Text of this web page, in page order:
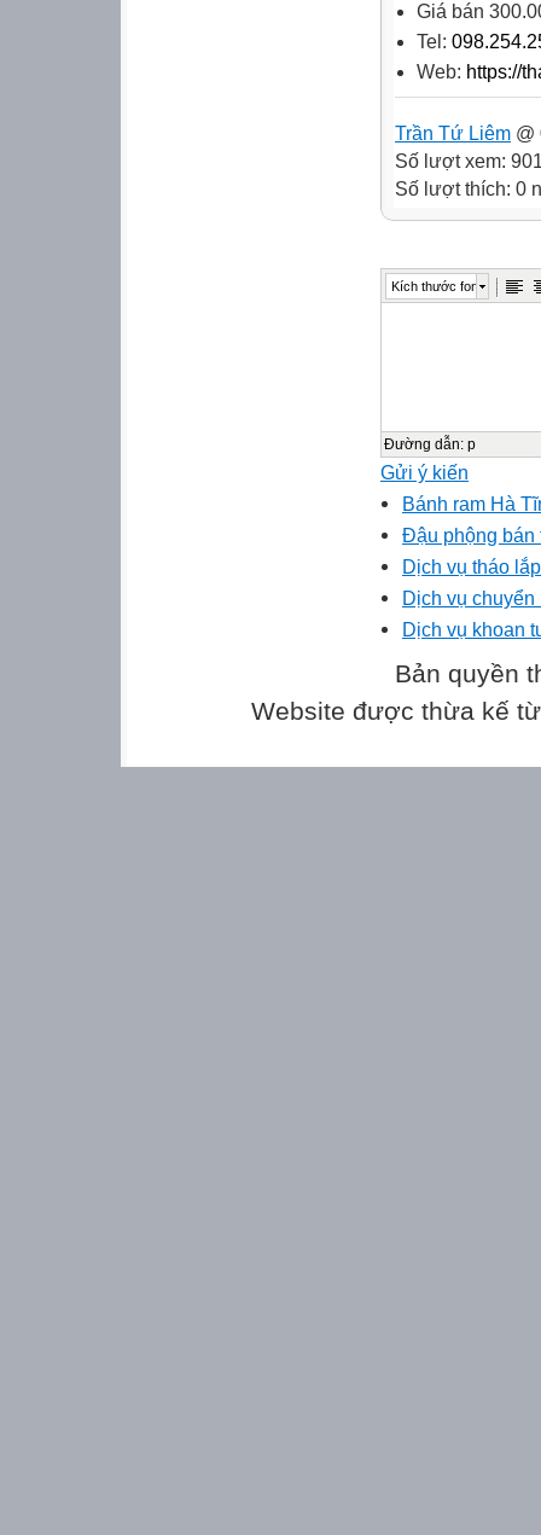
Giá bán
Tel:
Web: https://
Trần Tứ Liêm @
Số lượt xem:
Số lượt thích: 0
Kích thước font
Đường dẫn: p
Gửi ý kiến
Bánh ram Hà
Đậu phộng bán
Dịch vụ tháo
Dịch vụ chuyển
Dịch vụ khoan
Bản quyền
Website được thừa kế